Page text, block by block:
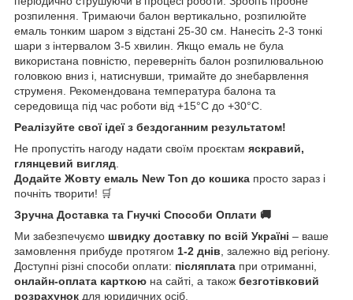
розпилення. Тримаючи балон вертикально, розпилюйте
емаль тонким шаром з відстані 25-30 см. Нанесіть 2-3 тонкі
шари з інтервалом 3-5 хвилин. Якщо емаль не була
використана повністю, переверніть балон розпилювальною
головкою вниз і, натиснувши, тримайте до знебарвлення
струменя. Рекомендована температура балона та
середовища під час роботи від +15°C до +30°С.
Реалізуйте свої ідеї з бездоганним результатом!
Не пропустіть нагоду надати своїм проєктам яскравий,
глянцевий вигляд
Додайте Жовту емаль New Ton до кошика просто зараз і
почніть творити! 🛒
Зручна Доставка та Гнучкі Способи Оплати 🚚
Ми забезпечуємо швидку доставку по всій Україні – ваше
замовлення прибуде протягом 1-2 днів , залежно від регіону.
Доступні різні способи оплати: післяплата при отриманні,
онлайн-оплата карткою на сайті, а також безготівковий
розрахунок для юридичних осіб.